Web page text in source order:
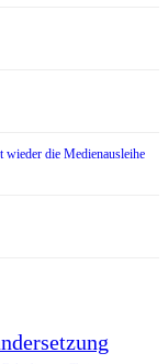
wieder die Medienausleihe